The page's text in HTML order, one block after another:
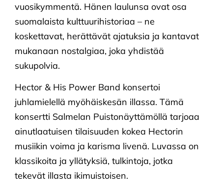
vuosikymmentä. Hänen laulunsa ovat osa
suomalaista kulttuurihistoriaa – ne
koskettavat, herättävät ajatuksia ja kantavat
mukanaan nostalgiaa, joka yhdistää
sukupolvia.
Hector & His Power Band konsertoi
juhlamielellä myöhäiskesän illassa. Tämä
konsertti Salmelan Puistonäyttämöllä tarjoaa
ainutlaatuisen tilaisuuden kokea Hectorin
musiikin voima ja karisma livenä. Luvassa on
klassikoita ja yllätyksiä, tulkintoja, jotka
tekevät illasta ikimuistoisen.